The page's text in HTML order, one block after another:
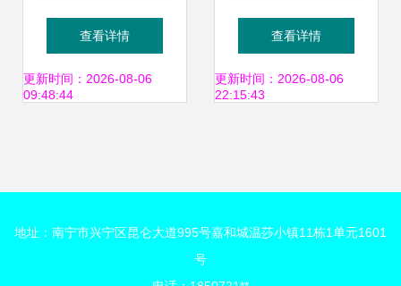
温管在工业设备与
施工安全中的关键
查看详情
更新时间：2026-08-06
09:48:44
垃圾移动破碎站的
高效解决方案及设
查看详情
更新时间：2026-08-06
22:15:43
地址：南宁市兴宁区昆仑大道995号嘉和城温莎小镇11栋1单元1601
号